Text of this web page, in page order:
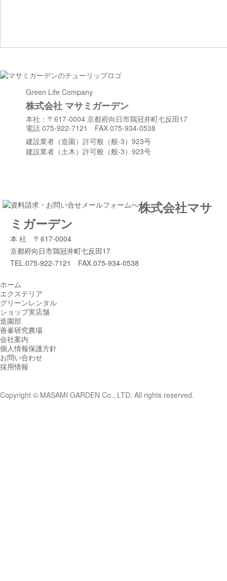
Green Life Company
株式会社 マサミガーデン
本社：〒617-0004 京都府向日市鶏冠井町七反田17
電話 075-922-7121 FAX 075-934-0538
建設業者（造園）許可般（般-3）923号
建設業者（土木）許可般（般-3）923号
株式会社マサ
ミガーデン
本 社 〒617-0004
京都府向日市鶏冠井町七反田17
TEL.075-922-7121 FAX.075-934-0538
ホーム
エクステリア
グリーンレンタル
ショップ実店舗
造園部
善峯研究農場
会社案内
個人情報保護方針
お問い合わせ
採用情報
Copyright © MASAMI GARDEN Co., LTD. All rights reserved.